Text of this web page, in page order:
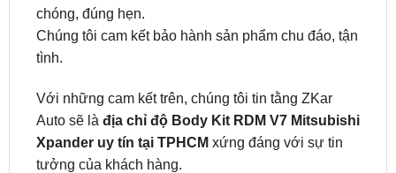
chóng, đúng hẹn.
Chúng tôi cam kết bảo hành sản phẩm chu đáo, tận
tình.
Với những cam kết trên, chúng tôi tin tằng ZKar
Auto sẽ là địa chỉ độ Body Kit RDM V7 Mitsubishi
Xpander uy tín tại TPHCM xứng đáng với sự tin
tưởng của khách hàng.